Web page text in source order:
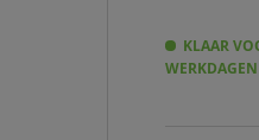
KLAAR
WERKDAGEN